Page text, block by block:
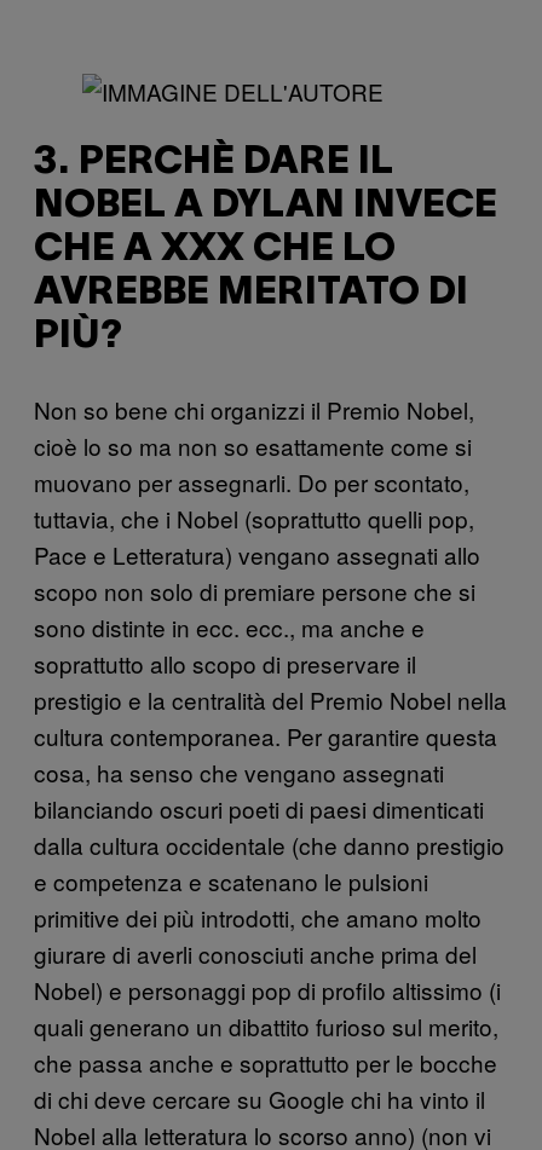
3. PERCHÈ DARE IL
NOBEL A DYLAN INVECE
CHE A XXX CHE LO
AVREBBE MERITATO DI
PIÙ?
Non so bene chi organizzi il Premio Nobel,
cioè lo so ma non so esattamente come si
muovano per assegnarli. Do per scontato,
tuttavia, che i Nobel (soprattutto quelli pop,
Pace e Letteratura) vengano assegnati allo
scopo non solo di premiare persone che si
sono distinte in ecc. ecc., ma anche e
soprattutto allo scopo di preservare il
prestigio e la centralità del Premio Nobel nella
cultura contemporanea. Per garantire questa
cosa, ha senso che vengano assegnati
bilanciando oscuri poeti di paesi dimenticati
dalla cultura occidentale (che danno prestigio
e competenza e scatenano le pulsioni
primitive dei più introdotti, che amano molto
giurare di averli conosciuti anche prima del
Nobel) e personaggi pop di profilo altissimo (i
quali generano un dibattito furioso sul merito,
che passa anche e soprattutto per le bocche
di chi deve cercare su Google chi ha vinto il
Nobel alla letteratura lo scorso anno) (non vi